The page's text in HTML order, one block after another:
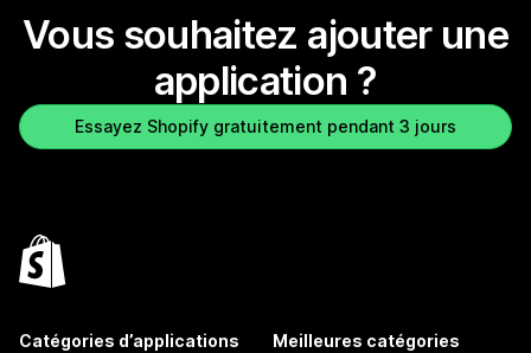
Vous souhaitez ajouter une
application ?
Essayez Shopify gratuitement pendant 3 jours
Catégories d’applications Meilleures catégories